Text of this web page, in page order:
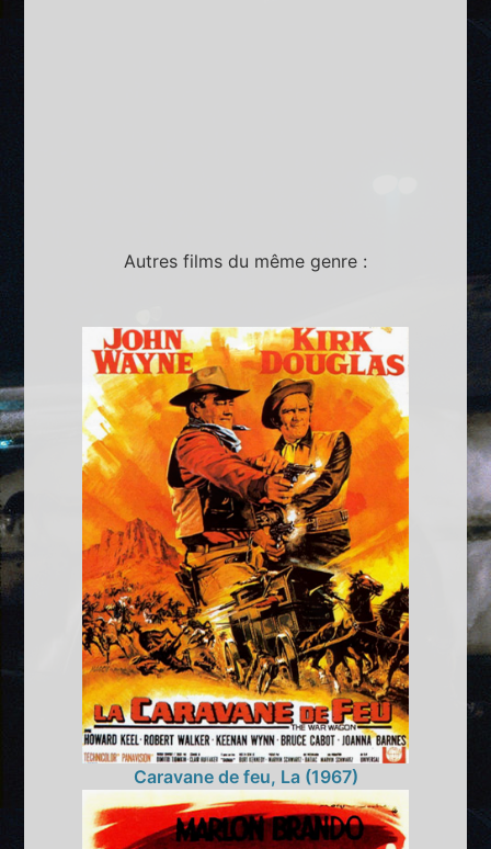
Autres films du même genre :
Caravane de feu, La (1967)